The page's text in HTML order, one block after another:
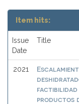
Item hits:
Issue
Date
Title
2021
factibilidad
productos